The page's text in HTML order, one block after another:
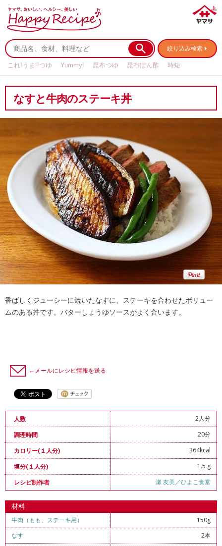
絞り込み検索
これ!うま!!つゆ Yummy! 昆布つゆ 昆布ぽん酢
時短
なすと牛肉のステーキ丼
香ばしくジューシーに焼いたなすに、ステーキを合わせたボリュー
ムのある丼です。バターしょうゆソースがよく合います。
←メールにレシピ情報を送る
人数
2人分
調理時間
20分
カロリー(１人分)
364kcal
塩分(１人分)
1.5 g
レシピ制作者
瀬 友美／ひよこ食堂
材料
牛肉（もも、ステーキ用）
150g
なす
2本